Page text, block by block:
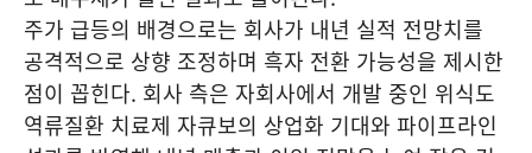
주가 급등의 배경으로는 회사가 내년 실적 전망치를
공격적으로 상향 조정하며 흑자 전환 가능성을 제시한
점이 꼽힌다. 회사 측은 자회사에서 개발 중인 위식도
역류질환 치료제 자큐보의 상업화 기대와 파이프라인